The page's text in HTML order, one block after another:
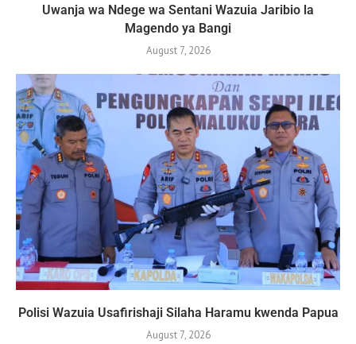
Uwanja wa Ndege wa Sentani Wazuia Jaribio la
Magendo ya Bangi
August 7, 2026
Polisi Wazuia Usafirishaji Silaha Haramu kwenda Papua
August 7, 2026